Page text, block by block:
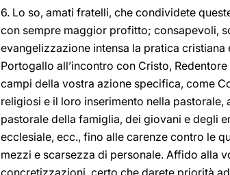
6. Lo so, amati fratelli, che condividete
con sempre maggior profitto; consapevoli,
evangelizzazione intensa la pratica
Portogallo all’incontro con Cristo,
campi della vostra azione specifica, come
religiosi e il loro inserimento nella
pastorale della famiglia, dei giovani e degli
ecclesiale, ecc., fino alle carenze contro le
mezzi e scarsezza di personale. Affido alla
concretizzazioni, certo che darete priorità